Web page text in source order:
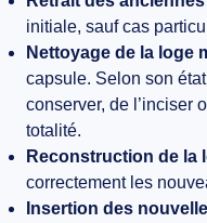
initiale, sauf cas
Nettoyage de la loge
capsule. Selon son
conserver, de l’inciser
totalité.
Reconstruction de la
correctement les
Insertion des